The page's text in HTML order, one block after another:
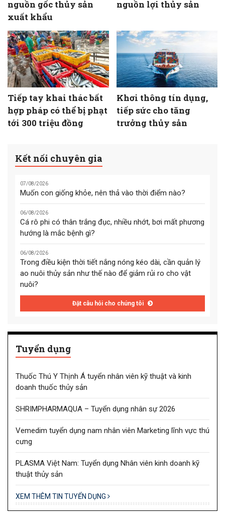
nguồn gốc thủy sản
xuất khẩu
nguồn lợi thủy sản
Tiếp tay khai thác bất
hợp pháp có thể bị phạt
tới 300 triệu đồng
Khơi thông tín dụng,
tiếp sức cho tăng
trưởng thủy sản
Kết nối chuyên gia
07/08/2026
Muốn con giống khỏe, nên thả vào thời điểm nào?
06/08/2026
Cá rô phi có thân trắng đục, nhiều nhớt, bơi mất phương
hướng là mắc bệnh gì?
06/08/2026
Trong điều kiện thời tiết nắng nóng kéo dài, cần quản lý
ao nuôi thủy sản như thế nào để giảm rủi ro cho vật
nuôi?
Đặt câu hỏi cho chúng tôi
Tuyển dụng
Thuốc Thú Y Thịnh Á tuyển nhân viên kỹ thuật và kinh
doanh thuốc thủy sản
SHRIMPHARMAQUA – Tuyển dụng nhân sự 2026
Vemedim tuyển dụng nam nhân viên Marketing lĩnh vực thú
cưng
PLASMA Việt Nam: Tuyển dụng Nhân viên kinh doanh kỹ
thuật thủy sản
XEM THÊM TIN TUYỂN DỤNG